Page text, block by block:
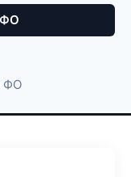
ФО
ФО